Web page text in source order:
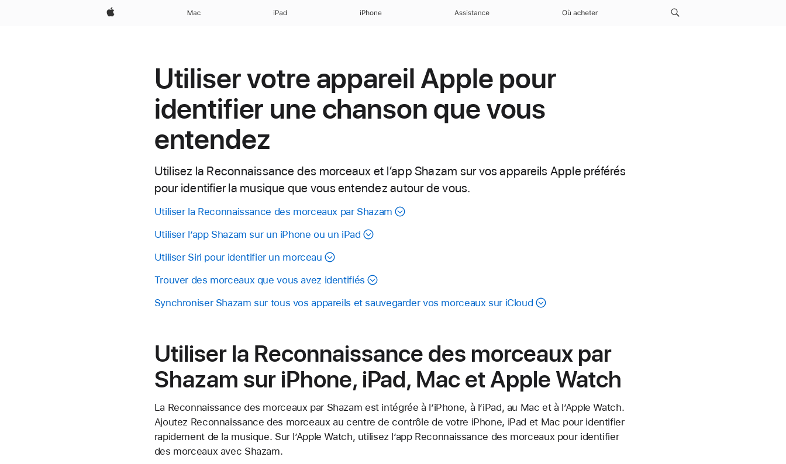
Apple Mac iPad iPhone Assistance Où acheter
Utiliser votre appareil Apple pour
identifier une chanson que vous
entendez
Utilisez la Reconnaissance des morceaux et l’app Shazam sur vos appareils Apple préférés
pour identifier la musique que vous entendez autour de vous.
Utiliser la Reconnaissance des morceaux par Shazam
Utiliser l’app Shazam sur un iPhone ou un iPad
Utiliser Siri pour identifier un morceau
Trouver des morceaux que vous avez identifiés
Synchroniser Shazam sur tous vos appareils et sauvegarder vos morceaux sur iCloud
Utiliser la Reconnaissance des morceaux par
Shazam sur iPhone, iPad, Mac et Apple Watch
La Reconnaissance des morceaux par Shazam est intégrée à l’iPhone, à l’iPad, au Mac et à l’Apple Watch.
Ajoutez Reconnaissance des morceaux au centre de contrôle de votre iPhone, iPad et Mac pour identifier
rapidement de la musique. Sur l’Apple Watch, utilisez l’app Reconnaissance des morceaux pour identifier
des morceaux avec Shazam.